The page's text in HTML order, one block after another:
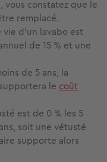
constatez que le
remplacé.
d'un lavabo est
de 15 % et une
de 5 ans, la
le coût
est de 0 % les 5
soit une vétusté
supporte alors